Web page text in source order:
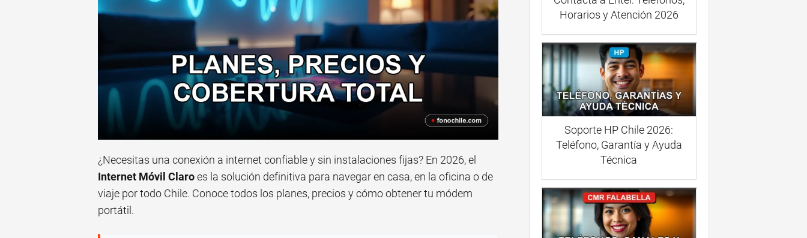
¿Necesitas una conexión a internet confiable y sin instalaciones fijas? En 2026, el
Internet Móvil Claroes la solución definitiva para navegar en casa, en la oficina o de
viaje por todo Chile. Conoce todos los planes, precios y cómo obtener tu módem
portátil.
Horarios y Atención 2026
Soporte HP Chile 2026:
Teléfono, Garantía y Ayuda
Técnica